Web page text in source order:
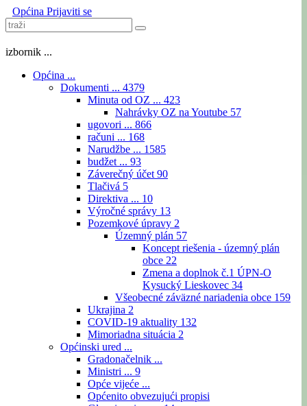
Općina Prijaviti se
izbornik ...
Općina ...
Dokumenti ... 4379
Minuta od OZ ... 423
Nahrávky OZ na Youtube 57
ugovori ... 866
računi ... 168
Narudžbe ... 1585
budžet ... 93
Záverečný účet 90
Tlačivá 5
Direktiva ... 10
Výročné správy 13
Pozemkové úpravy 2
Územný plán 57
Koncept riešenia - územný plán
obce 22
Zmena a doplnok č.1 ÚPN-O
Kysucký Lieskovec 34
Všeobecné záväzné nariadenia obce 159
Ukrajina 2
COVID-19 aktuality 132
Mimoriadna situácia 2
Općinski ured ...
Gradonačelnik ...
Ministri ... 9
Opće vijeće ...
Općenito obvezujući propisi